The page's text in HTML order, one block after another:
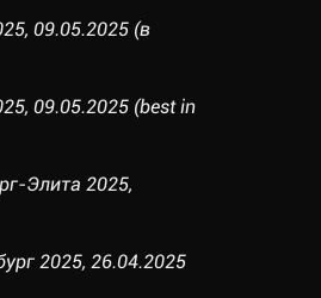
09.05.2025 (в
09.05.2025 (best in
Элита 2025,
2025, 26.04.2025